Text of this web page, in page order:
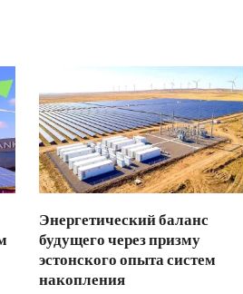
Энергетический баланс
будущего через призму
эстонского опыта систем
накопления